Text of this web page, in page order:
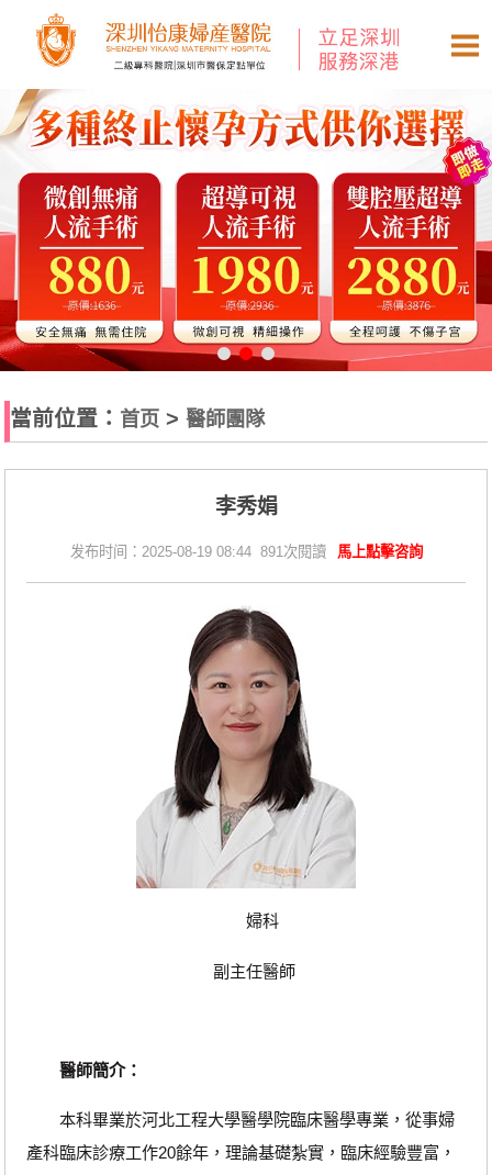
當前位置： 首页 >醫師團隊
李秀娟
发布时间：2025-08-19 08:44 891次閱讀 馬上點擊咨詢
婦科
副主任醫師
醫師簡介：
本科畢業於河北工程大學醫學院臨床醫學專業，從事婦
產科臨床診療工作20餘年，理論基礎紮實，臨床經驗豐富，